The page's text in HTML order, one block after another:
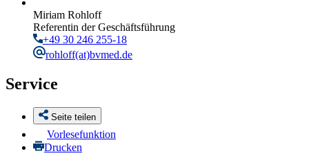
Miriam Rohloff
Referentin der Geschäftsführung
+49 30 246 255-18
rohloff(at)bvmed.de
Service
Seite teilen
Vorlesefunktion
Drucken